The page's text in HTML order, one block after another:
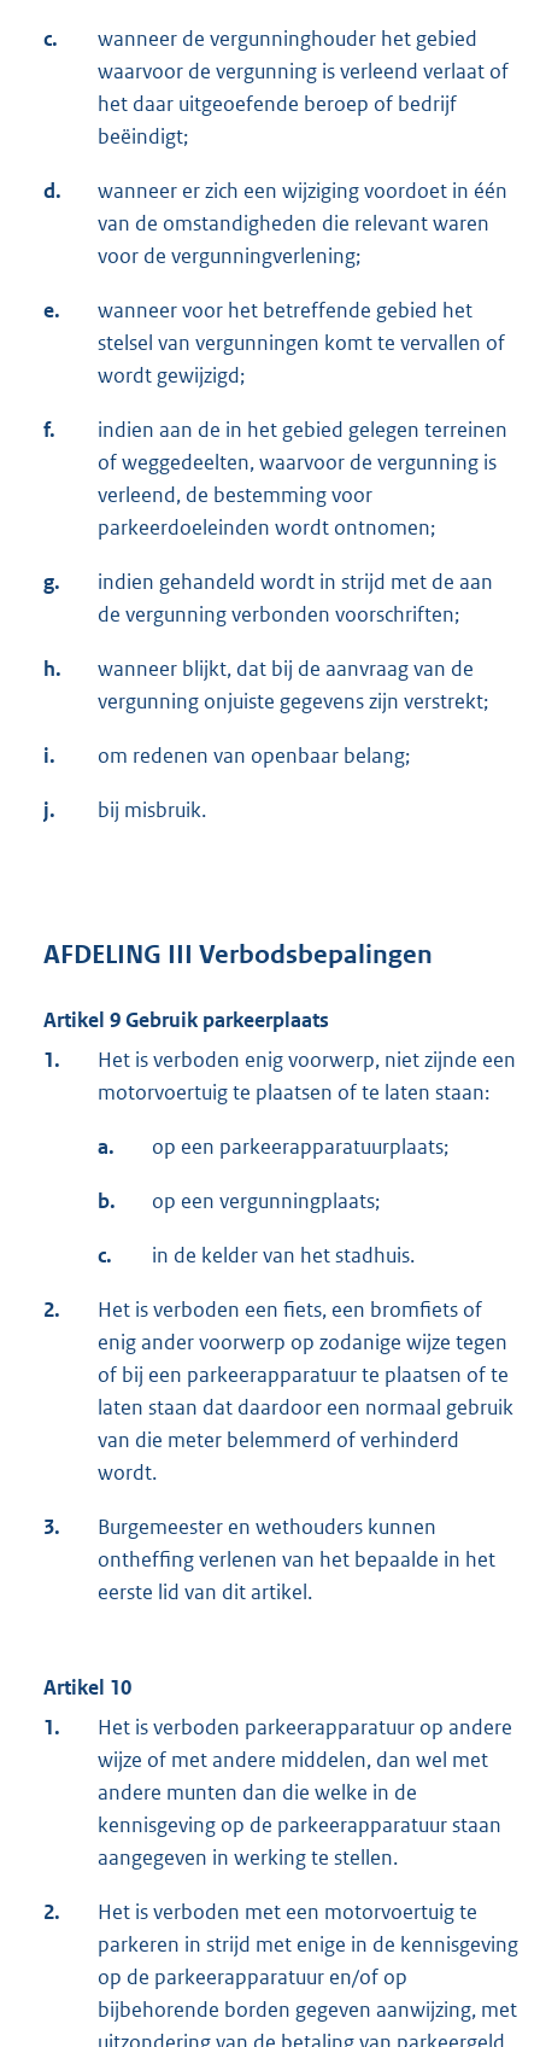
c.
wanneer de vergunninghouder het gebied
waarvoor de vergunning is verleend verlaat of
het daar uitgeoefende beroep of bedrijf
beëindigt;
d.
wanneer er zich een wijziging voordoet in één
van de omstandigheden die relevant waren
voor de vergunningverlening;
e.
wanneer voor het betreffende gebied het
stelsel van vergunningen komt te vervallen of
wordt gewijzigd;
f.
indien aan de in het gebied gelegen terreinen
of weggedeelten, waarvoor de vergunning is
verleend, de bestemming voor
parkeerdoeleinden wordt ontnomen;
g.
indien gehandeld wordt in strijd met de aan
de vergunning verbonden voorschriften;
h.
wanneer blijkt, dat bij de aanvraag van de
vergunning onjuiste gegevens zijn verstrekt;
i. om redenen van openbaar belang;
j. bij misbruik.
AFDELING III Verbodsbepalingen
Artikel 9 Gebruik parkeerplaats
1.
Het is verboden enig voorwerp, niet zijnde een
motorvoertuig te plaatsen of te laten staan:
a. op een parkeerapparatuurplaats;
b. op een vergunningplaats;
c. in de kelder van het stadhuis.
2.
Het is verboden een fiets, een bromfiets of
enig ander voorwerp op zodanige wijze tegen
of bij een parkeerapparatuur te plaatsen of te
laten staan dat daardoor een normaal gebruik
van die meter belemmerd of verhinderd
wordt.
3.
Burgemeester en wethouders kunnen
ontheffing verlenen van het bepaalde in het
eerste lid van dit artikel.
Artikel 10
1.
Het is verboden parkeerapparatuur op andere
wijze of met andere middelen, dan wel met
andere munten dan die welke in de
kennisgeving op de parkeerapparatuur staan
aangegeven in werking te stellen.
2.
Het is verboden met een motorvoertuig te
parkeren in strijd met enige in de kennisgeving
op de parkeerapparatuur en/of op
bijbehorende borden gegeven aanwijzing, met